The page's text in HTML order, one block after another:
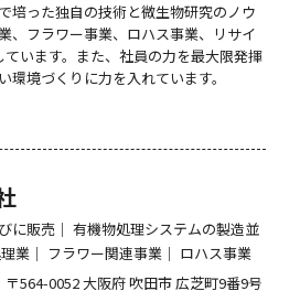
培った独自の技術と微生物研究のノウ
、フラワー事業、ロハス事業、リサイ
います。また、社員の力を最大限発揮
環境づくりに力を入れています。
に販売｜ 有機物処理システムの製造並
業｜ フラワー関連事業｜ ロハス事業
〒564-0052大阪府吹田市広芝町9番9号